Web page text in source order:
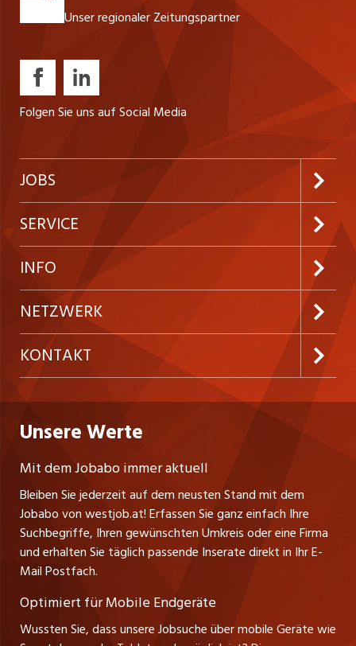
Unser regionaler Zeitungspartner
Folgen Sie uns auf Social Media
JOBS
Jobabo abonnieren
Neue Stellen
Festanstellungen
Temporäre Jobs
Praktika
Lehrstellen
Führungspositionen
Management / Kader-Jobs
SERVICE
Kundenlogin
Inserieren
Firmen
Personalvermittler
INFO
Preise und Leistungen
AGB
Datenschutzerklärung
Impressum
NETZWERK
ostjob.ch
jobzüri.ch
jobmittelland.ch
jobbern.ch
jobbasel.ch
zentraljob.ch
myjob.ch
KONTAKT
Gutenbergstrasse 1
A-6858 Schwarzach
Stefan Spötl
Tel. +43 664 39 47 47 7
Leiter westjob.at
Andrea Graf
Tel. +43 664 20 30 02 1
Verkauf und Beratung
Unsere Werte
Mit dem Jobabo immer aktuell
Bleiben Sie jederzeit auf dem neusten Stand mit dem
Jobabo von westjob.at! Erfassen Sie ganz einfach Ihre
Suchbegriffe, Ihren gewünschten Umkreis oder eine Firma
und erhalten Sie täglich passende Inserate direkt in Ihr E-
Mail Postfach.
Optimiert für Mobile Endgeräte
Wussten Sie, dass unsere Jobsuche über mobile Geräte wie